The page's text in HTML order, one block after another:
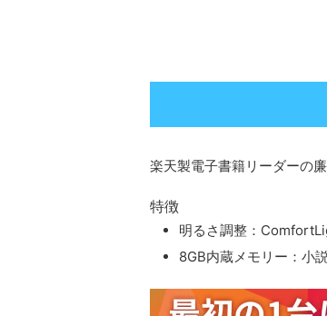
楽天製電子書籍リーダーの
特徴
明るさ調整：
8GB内蔵メモリー：小